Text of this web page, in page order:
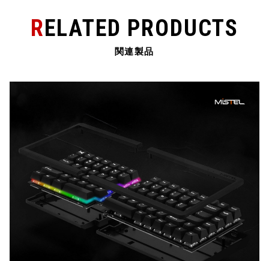
kRELATED PRODUCTS
関連製品